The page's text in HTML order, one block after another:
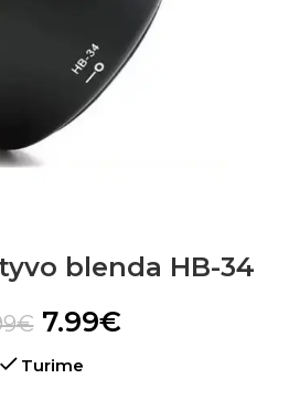
blenda HB-34
€ 7.99€
Turime